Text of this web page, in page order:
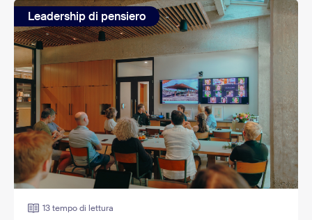
Leadership di pensiero
13 tempo di lettura